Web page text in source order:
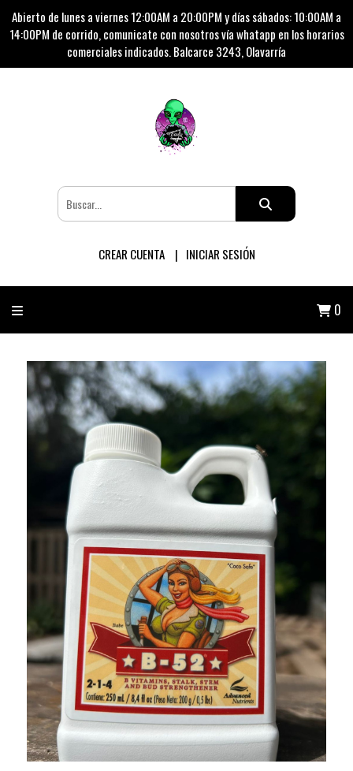
Abierto de lunes a viernes 12:00AM a 20:00PM y días sábados: 10:00AM a
14:00PM de corrido, comunicate con nosotros vía whatapp en los horarios
comerciales indicados. Balcarce 3243, Olavarría
CREAR CUENTA INICIAR SESIÓN
0